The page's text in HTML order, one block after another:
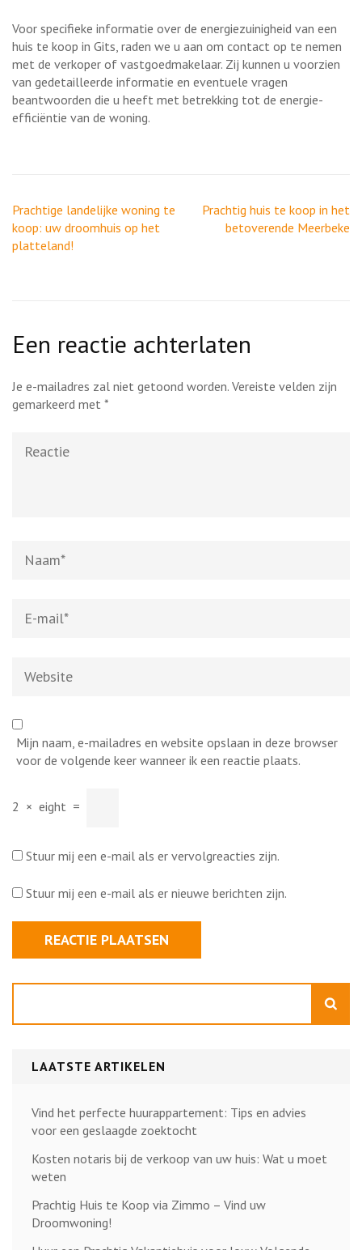
Voor specifieke informatie over de energiezuinigheid van een
huis te koop in Gits, raden we u aan om contact op te nemen
met de verkoper of vastgoedmakelaar. Zij kunnen u voorzien
van gedetailleerde informatie en eventuele vragen
beantwoorden die u heeft met betrekking tot de energie-
efficiëntie van de woning.
Berichtnavigatie
Prachtige landelijke woning te
koop: uw droomhuis op het
platteland!
Prachtig huis te koop in het
betoverende Meerbeke
Een reactie achterlaten
Je e-mailadres zal niet getoond worden. Vereiste velden zijn
gemarkeerd met *
mail*
Mijn naam, e-mailadres en website opslaan in deze browser
voor de volgende keer wanneer ik een reactie plaats.
2 × eight =
Stuur mij een e-mail als er vervolgreacties zijn.
Stuur mij een e-mail als er nieuwe berichten zijn.
LAATSTE ARTIKELEN
Vind het perfecte huurappartement: Tips en advies
voor een geslaagde zoektocht
Kosten notaris bij de verkoop van uw huis: Wat u moet
weten
Prachtig Huis te Koop via Zimmo – Vind uw
Droomwoning!